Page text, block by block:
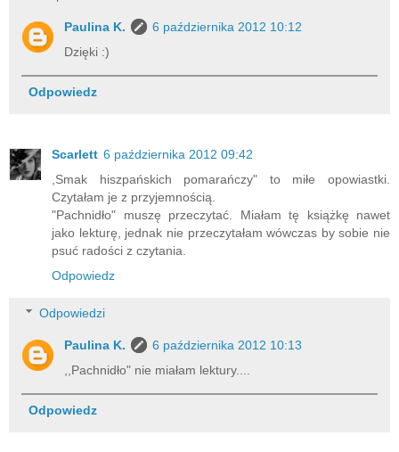
Paulina K.
6 października 2012 10:12
Dzięki :)
Odpowiedz
Scarlett 6 października 2012 09:42
,Smak hiszpańskich pomarańczy" to miłe opowiastki.
Czytałam je z przyjemnością.
"Pachnidło" muszę przeczytać. Miałam tę książkę nawet
jako lekturę, jednak nie przeczytałam wówczas by sobie nie
psuć radości z czytania.
Odpowiedz
Odpowiedzi
Paulina K.
6 października 2012 10:13
,,Pachnidło" nie miałam lektury....
Odpowiedz